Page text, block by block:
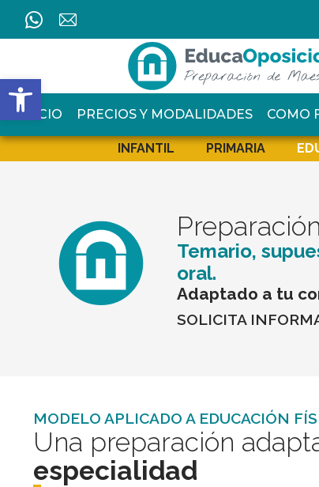
Abrir barra de herramientas
contenido
INICIO PRECIOS Y MODALIDADES COMO
INFANTIL PRIMARIA
Temario,
oral.
Adaptado a tu
SOLICITA
MODELO APLICADO A EDUCACIÓN
Una preparación
especialidad